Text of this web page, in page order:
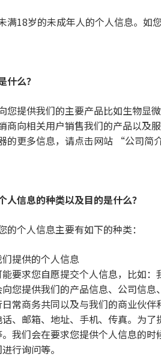
满18岁的未成年人的个人信息。如
什么？
您提供我们的主要产品比如生物显
商向相关用户销售我们的产品以及服
的更多信息，请点击网站 “公司简
人信息的种类以及目的是什么？
的个人信息主要有如下的种类：
提供的个人信息
要求您自愿提交个人信息，比如
您提供我们的产品信息、公司信
常商务共同以及与我们的商业伙
、邮箱、地址、手机、传真。为
我们会在要求您提供个人信息的
行询问等。